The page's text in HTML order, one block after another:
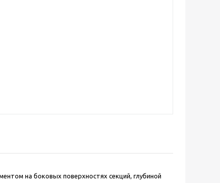
на боковых поверхностях секций, глубиной